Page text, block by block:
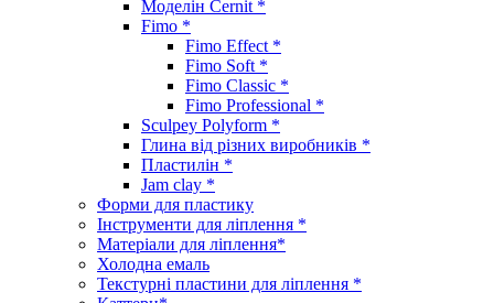
Моделін Cernit *
Fimo *
Fimo Effect *
Fimo Soft *
Fimo Classic *
Fimo Professional *
Sculpey Polyform *
Глина від різних виробників *
Пластилін *
Jam clay *
Форми для пластику
Інструменти для ліплення *
Матеріали для ліплення*
Холодна емаль
Текстурні пластини для ліплення *